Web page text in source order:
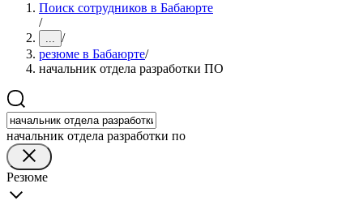
Поиск сотрудников в Бабаюрте
/
... /
резюме в Бабаюрте/
начальник отдела разработки ПО
начальник отдела разработки по
Резюме